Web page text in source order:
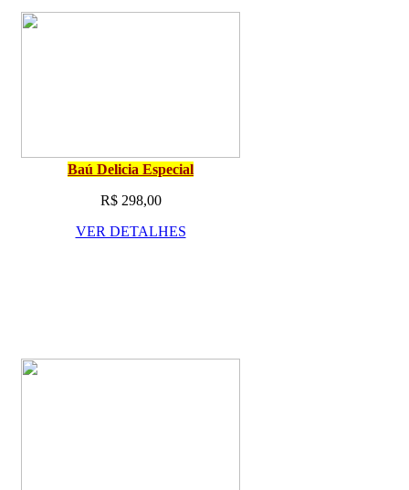
Baú Delicia Especial
R$ 298,00
VER DETALHES